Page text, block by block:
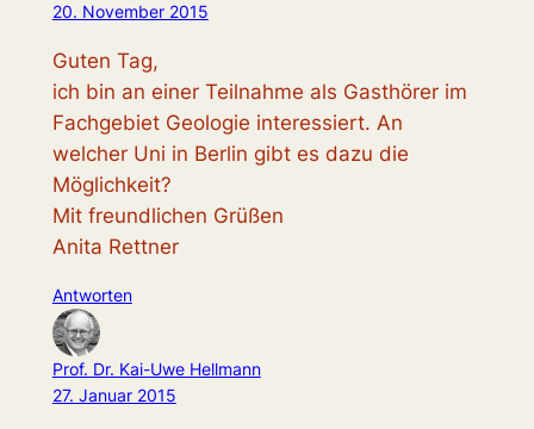
20. November 2015
Guten Tag,
ich bin an einer Teilnahme als Gasthörer im
Fachgebiet Geologie interessiert. An
welcher Uni in Berlin gibt es dazu die
Möglichkeit?
Mit freundlichen Grüßen
Anita Rettner
Antworten
Prof. Dr. Kai-Uwe Hellmann
27. Januar 2015